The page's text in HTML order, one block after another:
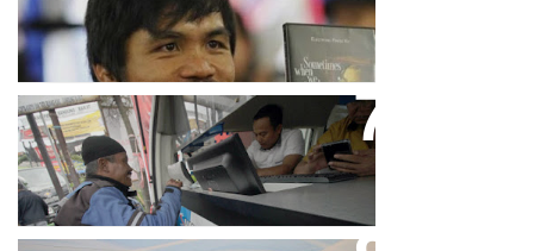
Tolak LGBT
Bjb T Samsat Manjakan Nasabah
Dalam Bayar Pajak Kendaraan